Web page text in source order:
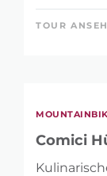
TOUR
Comici